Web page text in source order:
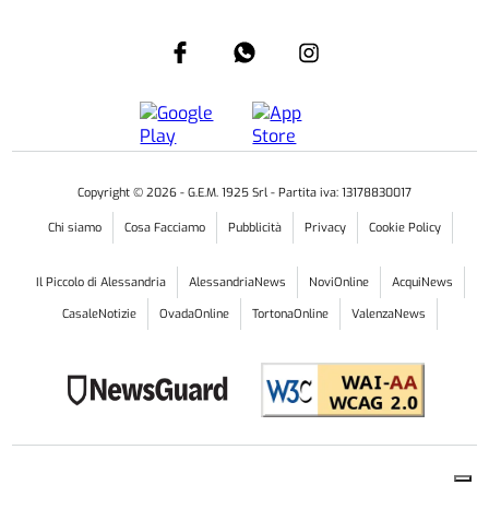
Copyright © 2026 - G.E.M. 1925 Srl - Partita iva: 13178830017
Chi siamo Cosa Facciamo Pubblicità Privacy Cookie Policy
Il Piccolo di Alessandria AlessandriaNews NoviOnline
AcquiNews
CasaleNotizie
OvadaOnline TortonaOnline ValenzaNews